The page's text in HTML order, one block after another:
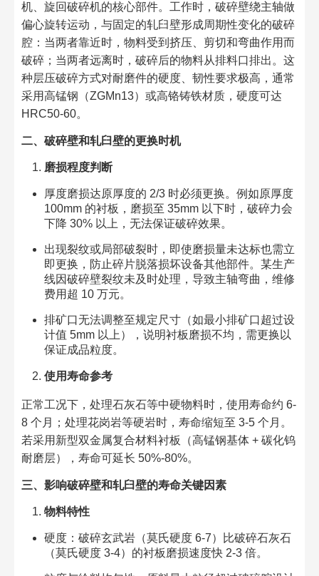
机、旋回破碎机的核心部件。工作时，破碎壁绕主轴做
偏心旋转运动，与固定的轧臼壁形成周期性变化的破碎
腔：当两者靠近时，物料受到挤压、剪切和弯曲作用而
破碎；当两者远离时，破碎后的物料从排料口排出。这
种层压破碎方式对耐磨件的硬度、韧性要求极高，通常
采用高锰钢（ZGMn13）或高铬铸铁材质，硬度可达
HRC50-60。​
二、破碎壁和轧臼壁的更换时机​
磨损程度判断
厚度磨损达原厚度的 2/3 时必须更换。例如原厚度
100mm 的衬板，磨损至 35mm 以下时，破碎力会
下降 30% 以上，无法保证破碎效果。​
出现裂纹或局部破裂时，即使磨损量未达标也需立
即更换，防止碎片脱落损坏设备其他部件。某生产
线因破碎壁裂纹未及时处理，导致主轴弯曲，维修
费用超 10 万元。​
排矿口无法调整至规定尺寸（如最小排矿口超过设
计值 5mm 以上），说明衬板磨损不均，需更换以
保证成品粒度。​
使用寿命参考
正常工况下，处理石灰石等中硬物料时，使用寿命约 6-
8 个月；处理花岗岩等硬岩时，寿命缩短至 3-5 个月。
若采用新型双金属复合材料衬板（高锰钢基体 + 碳化钨
耐磨层），寿命可延长 50%-80%。​
三、影响破碎壁和轧臼壁的寿命关键因素​
物料特性
硬度：破碎玄武岩（莫氏硬度 6-7）比破碎石灰石
（莫氏硬度 3-4）的衬板磨损速度快 2-3 倍。​